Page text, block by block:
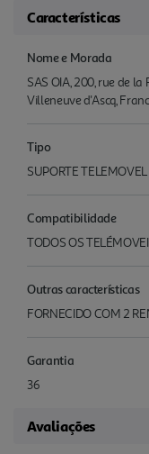
Características
Nome e Morada
SAS OIA, 200, rue de la
Villeneuve d'Ascq,
Tipo
SUPORTE
Compatibilidade
TODOS OS
Outras características
FORNECIDO COM 2
Garantia
36
Avaliações